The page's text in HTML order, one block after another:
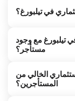
في تيلبورغ؟
تيلبورغ مع وجود
مستأجر؟
الخالي من
المستأجرين؟